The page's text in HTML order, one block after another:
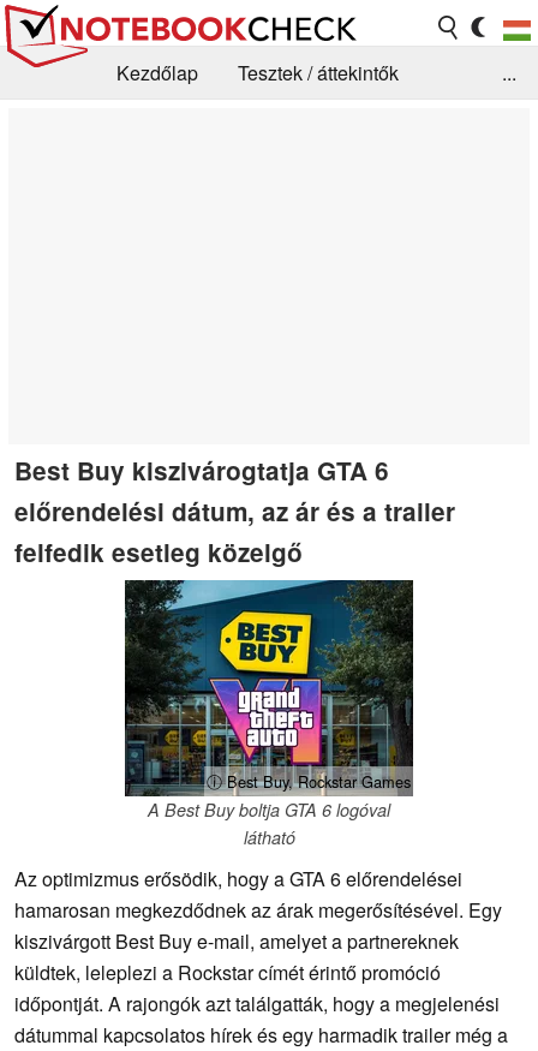
Kezdőlap
Tesztek / áttekintők
...
Best Buy kiszivárogtatja GTA 6
előrendelési dátum, az ár és a trailer
felfedik esetleg közelgő
ⓘ Best Buy, Rockstar Games
A Best Buy boltja GTA 6 logóval
látható
Az optimizmus erősödik, hogy a GTA 6 előrendelései
hamarosan megkezdődnek az árak megerősítésével. Egy
kiszivárgott Best Buy e-mail, amelyet a partnereknek
küldtek, leleplezi a Rockstar címét érintő promóció
időpontját. A rajongók azt találgatták, hogy a megjelenési
dátummal kapcsolatos hírek és egy harmadik trailer még a